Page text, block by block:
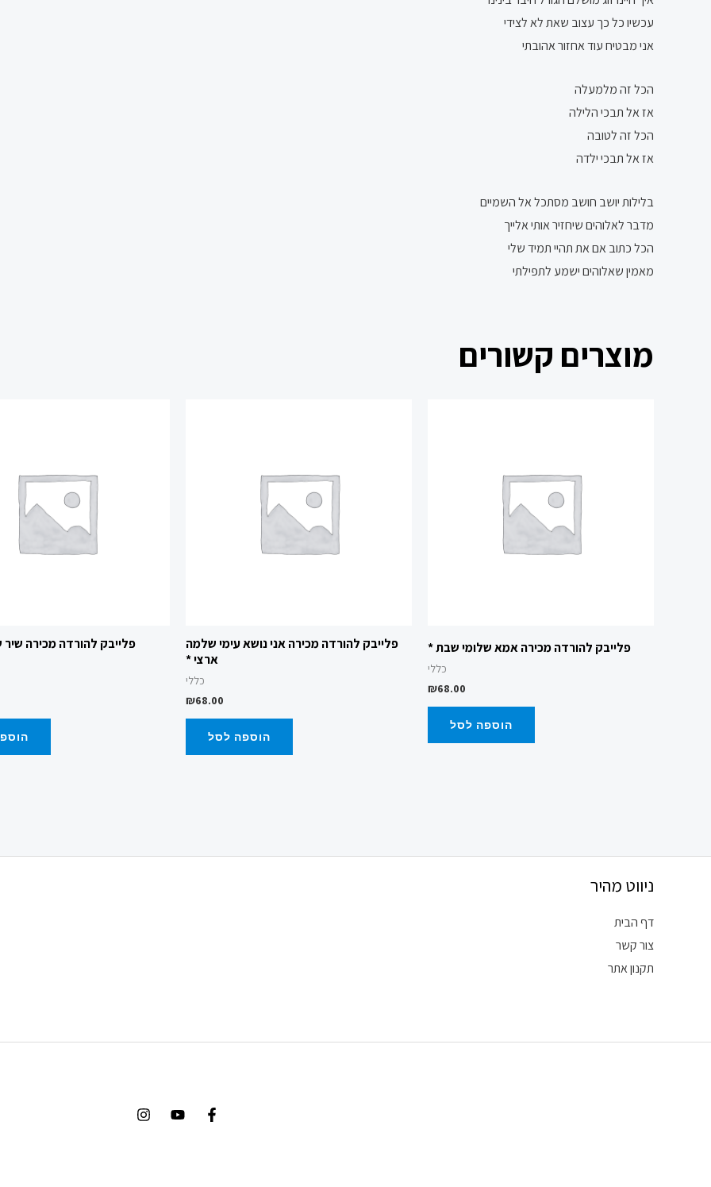
עכשיו כל כך עצוב שאת לא לצידי
אני מבטיח עוד אחזור אהובתי
הכל זה מלמעלה
אז אל תבכי הלילה
הכל זה לטובה
אז אל תבכי ילדה
בלילות יושב חושב מסתכל אל השמיים
מדבר לאלוהים שיחזיר אותי אלייך
הכל כתוב אם את תהיי תמיד שלי
מאמין שאלוהים ישמע לתפילתי
מוצרים קשורים
פלייבק להורדה מכירה אמא שלומי שבת *
כללי
₪68.00
הוספה לסל
פלייבק להורדה מכירה אני נושא עימי שלמה
ארצי *
כללי
₪68.00
הוספה לסל
פלייבק להורדה מכירה שיר
ניווט מהיר
דף הבית
צור קשר
תקנון אתר